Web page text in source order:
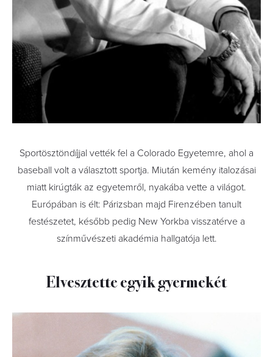
Sportösztöndíjjal vették fel a Colorado Egyetemre, ahol a
baseball volt a választott sportja. Miután kemény italozásai
miatt kirúgták az egyetemről, nyakába vette a világot.
Európában is élt: Párizsban majd Firenzében tanult
festészetet, később pedig New Yorkba visszatérve a
színművészeti akadémia hallgatója lett.
Elvesztette egyik gyermekét